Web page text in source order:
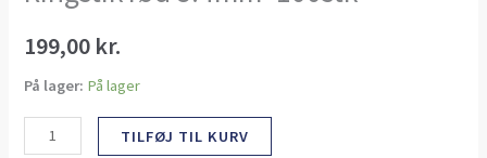
199,00 kr.
På lager: På lager
TILFØJ TIL KURV